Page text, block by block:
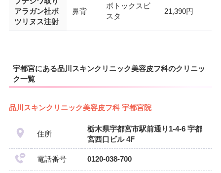
アラガン社ボ
ツリヌス注射
鼻背
ボトックスビ
スタ
21,390円
宇都宮にある品川スキンクリニック美容皮フ科のクリニッ
ク一覧
品川スキンクリニック美容皮フ科 宇都宮院
住所
栃木県宇都宮市駅前通り1-4-6 宇都
宮西口ビル 4F
電話番号 0120-038-700